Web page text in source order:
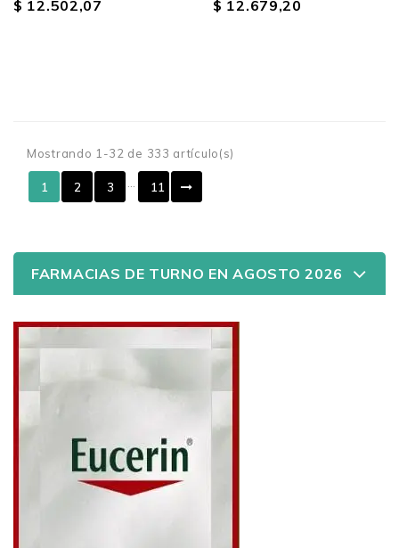
$ 12.502,07 $ 12.679,20
Mostrando 1-32 de 333 artículo(s)
1 2 3 11
FARMACIAS DE TURNO EN AGOSTO 2026